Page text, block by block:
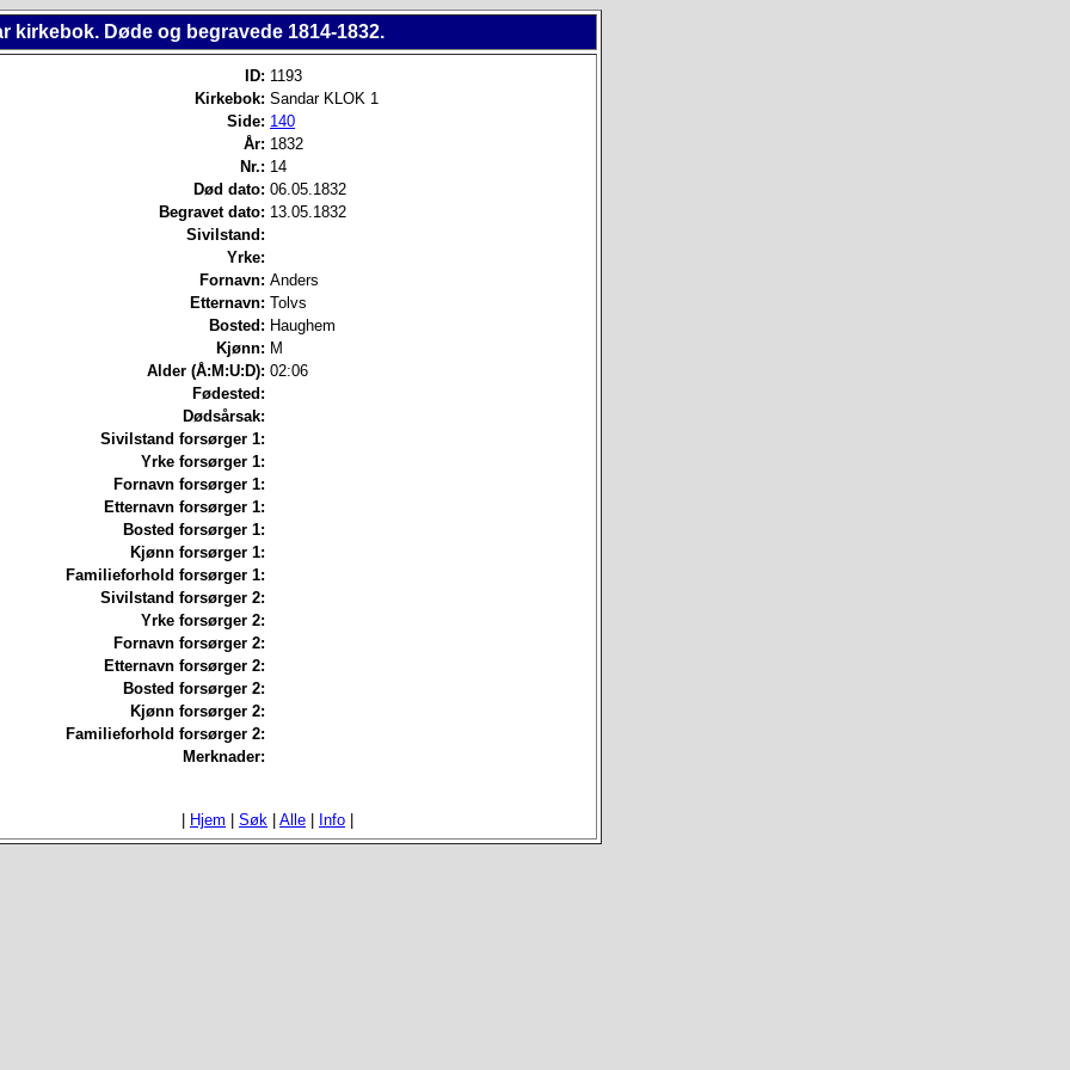
kirkebok. Døde og begravede 1814-1832.
ID: 1193
Kirkebok: Sandar KLOK 1
Side: 140
År: 1832
Nr.: 14
Død dato: 06.05.1832
Begravet dato: 13.05.1832
Sivilstand:
Yrke:
Fornavn: Anders
Etternavn: Tolvs
Bosted: Haughem
Kjønn: M
Alder (Å:M:U:D): 02:06
Fødested:
Dødsårsak:
Sivilstand forsørger 1:
Yrke forsørger 1:
Fornavn forsørger 1:
Etternavn forsørger 1:
Bosted forsørger 1:
Kjønn forsørger 1:
Familieforhold forsørger 1:
Sivilstand forsørger 2:
Yrke forsørger 2:
Fornavn forsørger 2:
Etternavn forsørger 2:
Bosted forsørger 2:
Kjønn forsørger 2:
Familieforhold forsørger 2:
Merknader:
Hjem Søk Alle Info